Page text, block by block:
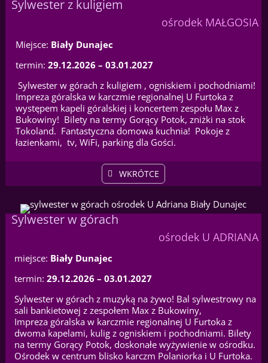
Sylwester z kuligiem
ośrodek MAŁGOSIA
Miejsce: Biały Dunajec
termin: 29.12.2026 – 03.01.2027
Sylwester w górach z kuligiem , ogniskiem i pochodniami!
Impreza góralska w karczmie regionalnej U Furtoka z
występem kapeli góralskiej i koncertem zespołu Max z
Bukowiny! Bilety na termy Gorący Potok, zniżki na stok
Tokoland. Fantastyczna domowa kuchnia! Pokoje z
łazienkami, tv, WiFi, parking dla Gości.
WKRÓTCE
Sylwester w górach
ośrodek U ADRIANA
miejsce: Biały Dunajec
termin: 29.12.2026 – 03.01.2027
Sylwester w górach z muzyką na żywo! Bal sylwestrowy na
sali bankietowej z zespołem Max z Bukowiny,
Impreza góralska w karczmie regionalnej U Furtoka z
dwoma kapelami, kulig z ogniskiem i pochodniami. Bilety
na termy Gorący Potok, doskonałe wyżywienie w ośrodku.
Ośrodek w centrum blisko karczm Polaniorka i U Furtoka.